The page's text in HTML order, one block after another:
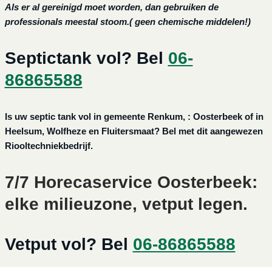
Als er al gereinigd moet worden, dan gebruiken de
professionals meestal stoom.( geen chemische middelen!)
Septictank vol? Bel 06-
86865588
Is uw septic tank vol in gemeente Renkum, : Oosterbeek of in
Heelsum, Wolfheze en Fluitersmaat? Bel met dit aangewezen
Riooltechniekbedrijf.
7/7 Horecaservice Oosterbeek:
elke milieuzone, vetput legen.
Vetput vol? Bel 06-86865588